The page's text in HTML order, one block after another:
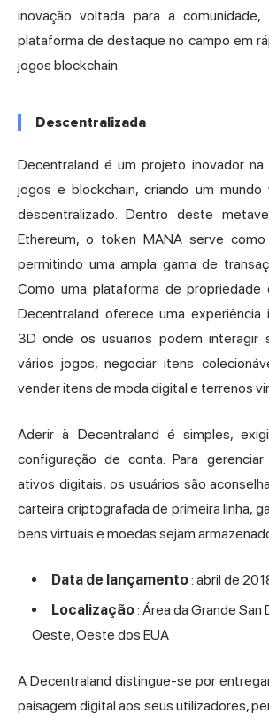
inovação voltada para a comunidade,
plataforma de destaque no campo em
jogos blockchain.
Descentralizada
Decentraland é um projeto inovador
jogos e blockchain, criando um
descentralizado. Dentro deste
Ethereum, o token MANA serve como
permitindo uma ampla gama de
Como uma plataforma de propriedade
Decentraland oferece uma experiência
3D onde os usuários podem interagir
vários jogos, negociar itens
vender itens de moda digital e terrenos
Aderir à Decentraland é simples,
configuração de conta. Para
ativos digitais, os usuários são
carteira criptografada de primeira linha,
bens virtuais e moedas sejam
Data de lançamento: abril de
Localização: Área da Grande San
Oeste, Oeste dos EUA
A Decentraland distingue-se por
paisagem digital aos seus utilizadores,